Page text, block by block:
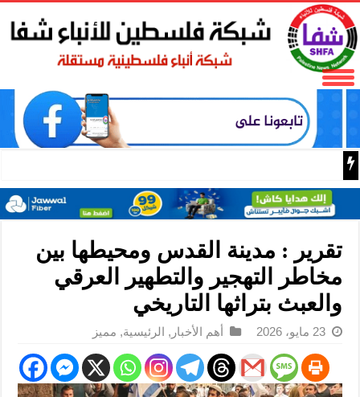
تقرير : مدينة القدس ومحيطها بين
مخاطر التهجير والتطهير العرقي
والعبث بتراثها التاريخي
23 مايو، 2026 أهم الأخبار , الرئيسية, مميز